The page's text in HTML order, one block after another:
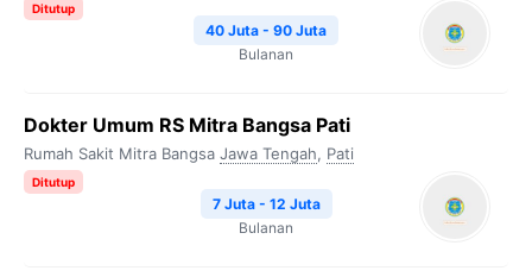
Ditutup
40 Juta - 90 Juta
Bulanan
Dokter Umum RS Mitra Bangsa Pati
Rumah Sakit Mitra Bangsa Jawa Tengah, Pati
Ditutup
7 Juta - 12 Juta
Bulanan